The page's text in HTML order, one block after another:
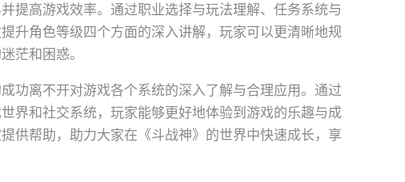
提高游戏效率。通过职业选择与玩法理解、任务系统与
升角色等级四个方面的深入讲解，玩家可以更清晰地规
茫和困惑。
功离不开对游戏各个系统的深入了解与合理应用。通过
界和社交系统，玩家能够更好地体验到游戏的乐趣与成
供帮助，助力大家在《斗战神》的世界中快速成长，享